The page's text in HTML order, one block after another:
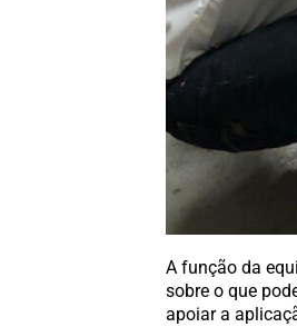
A função da
sobre o que
apoiar a